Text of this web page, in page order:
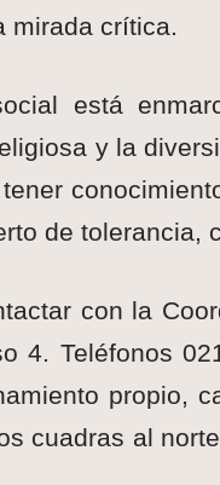
mirada crítica.
está
y la
de tolerancia,
con la
4. Teléfonos
propio,
cuadras al